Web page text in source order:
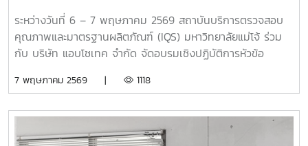
ระหว่างวันที่ 6 – 7 พฤษภาคม 2569 สถาบันบริการตรวจสอบ
คุณภาพและมาตรฐานผลิตภัณฑ์ (IQS) มหาวิทยาลัยแม่โจ้ ร่วม
กับ บริษัท แอบโซเทค จำกัด จัดอบรมเชิงปฏิบัติการหัวข้อ
ด้วยกล้องจุลทรรศน์อิเล็กตรอนแบบส่องผ่านชนิดแรงดันไฟฟ้า
TEM)” ณ อาคารเฉลิมพระเกียรติสมเด็จพระเทพรัตนราชสุดา
มหาวิทยาลัยแม่โจ้การอบรมครั้งนี้ได้รับเกียรติจาก ผอ. ตะวัน
7 พฤษภาคม 2569 | 1118